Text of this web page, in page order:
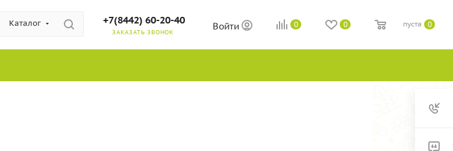
Каталог +7(8442) 60-20-40
ЗАКАЗАТЬ ЗВОНОК
Войти 0 0 0
пуста